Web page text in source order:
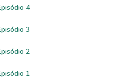
4
3
2
1